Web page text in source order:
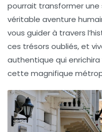
pourrait transformer une
véritable aventure
vous guider à travers
ces trésors oubliés, et
authentique qui
cette magnifique